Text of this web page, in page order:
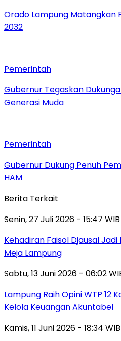
Orado Lampung Matangkan
2032
Pemerintah
Gubernur Tegaskan
Generasi Muda
Pemerintah
Gubernur Dukung Penuh
HAM
Berita Terkait
Senin, 27 Juli 2026 - 15:47 WIB
Kehadiran Faisol Djausal
Meja Lampung
Sabtu, 13 Juni 2026 - 06:02
Lampung Raih Opini WTP 12
Kelola Keuangan Akuntabel
Kamis, 11 Juni 2026 - 18:34 WIB